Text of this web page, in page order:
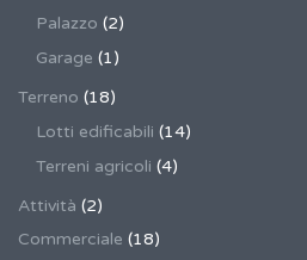
Palazzo (2)
Garage (1)
Terreno (18)
Lotti edificabili (14)
Terreni agricoli (4)
Attività (2)
Commerciale (18)